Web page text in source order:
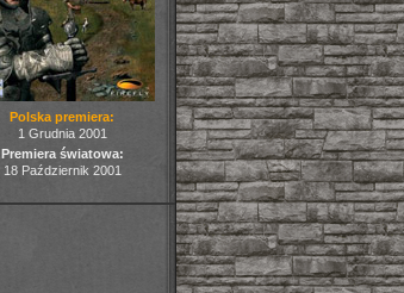
Polska premiera:
1 Grudnia 2001
Premiera światowa:
18 Październik 2001